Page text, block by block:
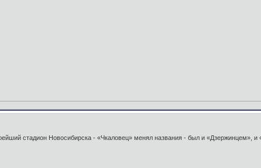
стадион Новосибирска - «Чкаловец» менял названия - был и «Дзержинцем»,